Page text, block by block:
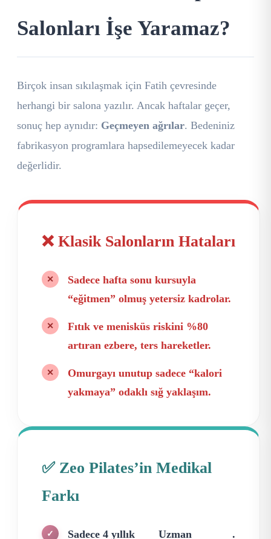
Salonları İşe Yaramaz?
Birçok insan sıkılaşmak için Fatih çevresinde
herhangi bir salona yazılır. Ancak haftalar geçer,
sonuç hep aynıdır: Geçmeyen ağrılar. Bedeniniz
fabrikasyon programlara hapsedilemeyecek kadar
değerlidir.
❌ Klasik Salonların Hataları
✕
Sadece hafta sonu kursuyla
“eğitmen” olmuş yetersiz kadrolar.
✕
Fıtık ve menisküs riskini %80
artıran ezbere, ters hareketler.
✕
Omurgayı unutup sadece “kalori
yakmaya” odaklı sığ yaklaşım.
✅ Zeo Pilates’in Medikal
Farkı
✓
Sadece 4 yıllık
Uzman
.